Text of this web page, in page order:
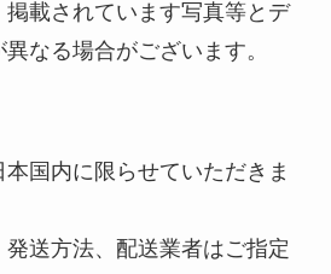
掲載されています写真等とデ
なる場合がございます。
本国内に限らせていただきま
発送方法、配送業者はご指定